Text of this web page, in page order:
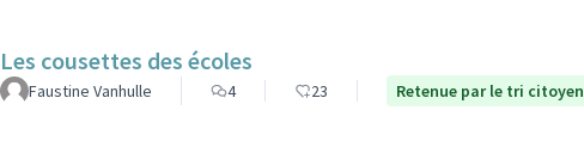
Les cousettes des écoles
Faustine Vanhulle 4 23 Retenue par le tri citoyen